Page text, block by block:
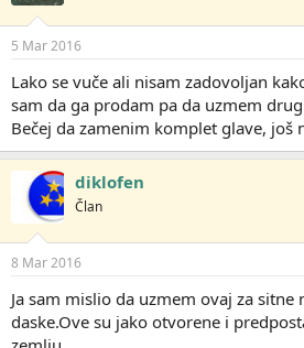
5 Mar 2016
Lako se vuče ali nisam zadovoljan
sam da ga prodam pa da uzmem
Bečej da zamenim komplet glave, još
diklofen
Član
8 Mar 2016
Ja sam mislio da uzmem ovaj za
daske.Ove su jako otvorene i